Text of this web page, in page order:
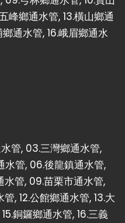
峰鄉通水管, 13.橫山鄉通
鄉通水管, 16.峨眉鄉通水
管, 03.三灣鄉通水管,
水管, 06.後龍鎮通水管,
水管, 09.苗栗市通水管,
管, 12.公館鄉通水管, 13.大
銅鑼鄉通水管, 16.三義